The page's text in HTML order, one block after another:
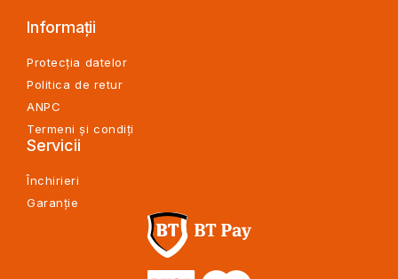
Informații
Protecția datelor
Politica de retur
ANPC
Termeni și condiți
Servicii
Închirieri
Garanție